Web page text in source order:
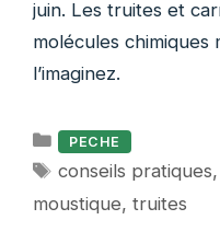
juin. Les truites et
molécules chimiques
l’imaginez.
Catégories
PECHE
Étiquettes
conseils pratiques,
moustique, truites